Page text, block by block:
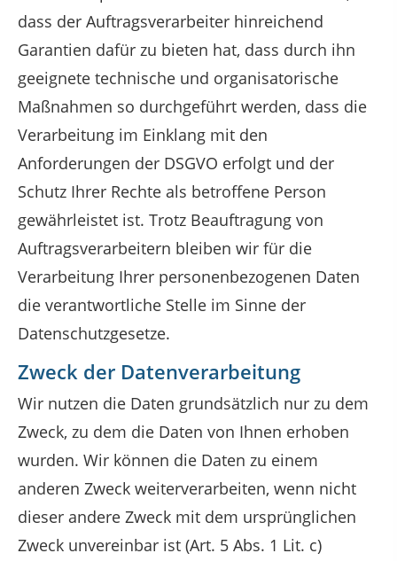
dass der Auftragsverarbeiter hinreichend
Garantien dafür zu bieten hat, dass durch ihn
geeignete technische und organisatorische
Maßnahmen so durchgeführt werden, dass die
Verarbeitung im Einklang mit den
Anforderungen der DSGVO erfolgt und der
Schutz Ihrer Rechte als betroffene Person
gewährleistet ist. Trotz Beauftragung von
Auftragsverarbeitern bleiben wir für die
Verarbeitung Ihrer personenbezogenen Daten
die verantwortliche Stelle im Sinne der
Datenschutzgesetze.
Zweck der Datenverarbeitung
Wir nutzen die Daten grundsätzlich nur zu dem
Zweck, zu dem die Daten von Ihnen erhoben
wurden. Wir können die Daten zu einem
anderen Zweck weiterverarbeiten, wenn nicht
dieser andere Zweck mit dem ursprünglichen
Zweck unvereinbar ist (Art. 5 Abs. 1 Lit. c)